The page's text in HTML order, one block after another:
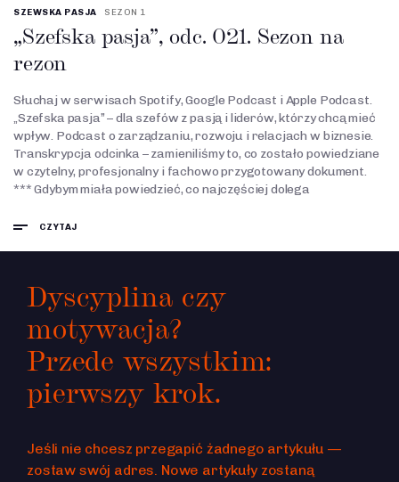
SZEWSKA PASJA SEZON 1
„Szefska pasja”, odc. 021. Sezon na
rezon
Słuchaj w serwisach Spotify, Google Podcast i Apple Podcast.
„Szefska pasja” – dla szefów z pasją i liderów, którzy chcą mieć
wpływ. Podcast o zarządzaniu, rozwoju i relacjach w biznesie.
Transkrypcja odcinka – zamieniliśmy to, co zostało powiedziane
w czytelny, profesjonalny i fachowo przygotowany dokument.
*** Gdybym miała powiedzieć, co najczęściej dolega
CZYTAJ
Dyscyplina czy
motywacja?
Przede wszystkim:
pierwszy krok.
Jeśli nie chcesz przegapić żadnego artykułu —
zostaw swój adres. Nowe artykuły zostaną